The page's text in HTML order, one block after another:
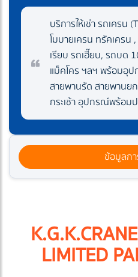
บริการให้เช่า รถเครน
โมบายเครน ทรัคเครน
เรียบ รถเฮี๊ยบ, รถบด
แม็คโคร ฯลฯ พร้อมอุ
สายพานรัด สายพานย
กระเช้า อุปกรณ์พร้อ
ข้อมูลก
LIMITED